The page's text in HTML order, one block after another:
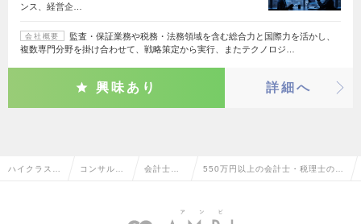
ンス、経営企…
会社概要
監査・保証業務や税務・法務領域を含む総合力と国際力を活かし、
複数専門分野を掛け合わせて、戦略策定から実行、またテクノロジ…
興味あり 詳細へ
ハイクラス求 コンサルタ 会計士・ 550万円以上の会計士・税理士の転